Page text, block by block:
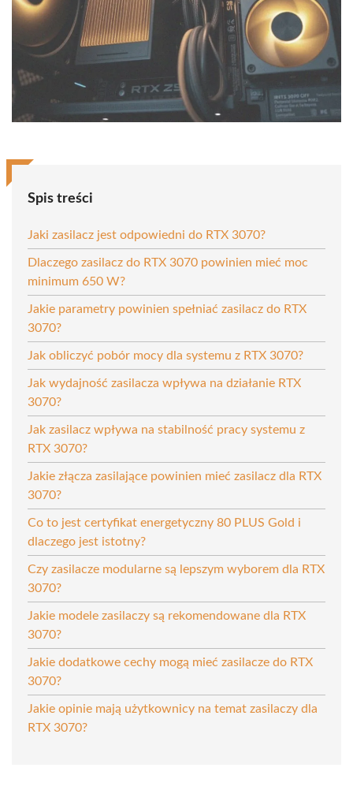
Spis treści
Jaki zasilacz jest odpowiedni do RTX 3070?
Dlaczego zasilacz do RTX 3070 powinien mieć moc
minimum 650 W?
Jakie parametry powinien spełniać zasilacz do RTX
3070?
Jak obliczyć pobór mocy dla systemu z RTX 3070?
Jak wydajność zasilacza wpływa na działanie RTX
3070?
Jak zasilacz wpływa na stabilność pracy systemu z
RTX 3070?
Jakie złącza zasilające powinien mieć zasilacz dla RTX
3070?
Co to jest certyfikat energetyczny 80 PLUS Gold i
dlaczego jest istotny?
Czy zasilacze modularne są lepszym wyborem dla RTX
3070?
Jakie modele zasilaczy są rekomendowane dla RTX
3070?
Jakie dodatkowe cechy mogą mieć zasilacze do RTX
3070?
Jakie opinie mają użytkownicy na temat zasilaczy dla
RTX 3070?